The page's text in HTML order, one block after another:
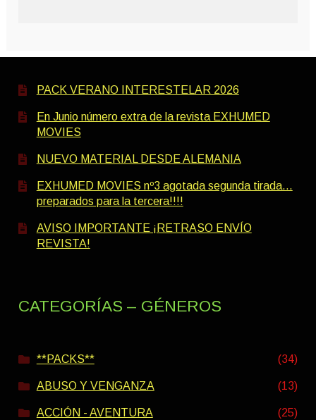
PACK VERANO INTERESTELAR 2026
En Junio número extra de la revista EXHUMED
MOVIES
NUEVO MATERIAL DESDE ALEMANIA
EXHUMED MOVIES nº3 agotada segunda tirada…
preparados para la tercera!!!!
AVISO IMPORTANTE ¡RETRASO ENVÍO
REVISTA!
CATEGORÍAS – GÉNEROS
**PACKS** (34)
ABUSO Y VENGANZA (13)
ACCIÓN - AVENTURA (25)